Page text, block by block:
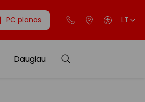
PC planas LT
Daugiau